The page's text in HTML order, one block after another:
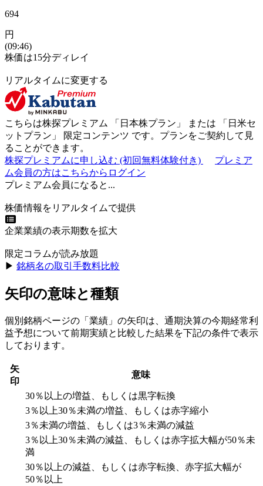
694
円
(09:46)
株価は15分ディレイ
リアルタイムに変更する
こちらは株探プレミアム 「 日本株プラン 」 または 「 日米セ
ットプラン 」 限定コンテンツ です。プランをご契約して見
ることができます。
株探プレミアムに申し込む (初回無料体験付き)
プレミア
ム会員の方はこちらからログイン
プレミアム会員になると...
株価情報をリアルタイムで提供
企業業績の表示期数を拡大
限定コラムが読み放題
▶︎ 銘柄名の取引手数料比較
矢印の意味と種類
個別銘柄ページの「業績」の矢印は、通期決算の今期経常利
益予想について前期実績と比較した結果を下記の条件で表示
しております。
矢
印
意味
30％以上の増益、もしくは黒字転換
3％以上30％未満の増益、もしくは赤字縮小
3％未満の増益、もしくは3％未満の減益
3％以上30％未満の減益、もしくは赤字拡大幅が50％未
満
30％以上の減益、もしくは赤字転換、赤字拡大幅が
50％以上